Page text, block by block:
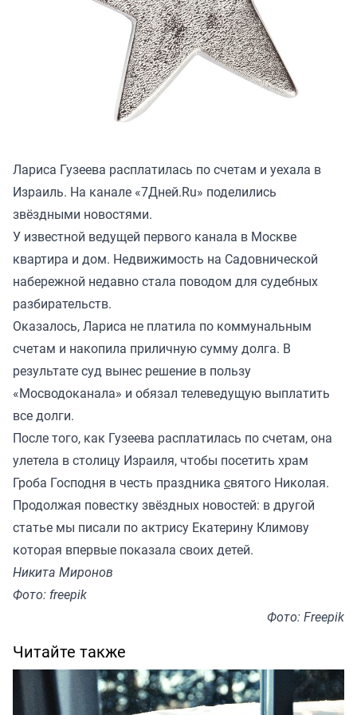
Лариса Гузеева расплатилась по счетам и уехала в
Израиль. На канале «7Дней.Ru» поделились
звёздными новостями.
У известной ведущей первого канала в Москве
квартира и дом. Недвижимость на Садовнической
набережной недавно стала поводом для судебных
разбирательств.
Оказалось, Лариса не платила по коммунальным
счетам и накопила приличную сумму долга. В
результате суд вынес решение в пользу
«Мосводоканала» и обязал телеведущую выплатить
все долги.
После того, как Гузеева расплатилась по счетам, она
улетела в столицу Израиля, чтобы посетить храм
Гроба Господня в честь праздника святого Николая.
Продолжая повестку звёздных новостей: в другой
статье мы писали по актрису Екатерину Климову
которая впервые показала своих детей.
Никита Миронов
Фото: freepik
Фото: Freepik
Читайте также